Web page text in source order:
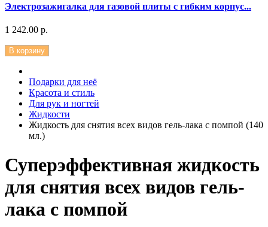
Электрозажигалка для газовой плиты с гибким корпус...
1 242.00 р.
В корзину
Подарки для неё
Красота и стиль
Для рук и ногтей
Жидкости
Жидкость для снятия всех видов гель-лака с помпой (140
мл.)
Суперэффективная жидкость
для снятия всех видов гель-
лака с помпой